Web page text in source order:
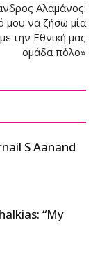
Αλαμάνος:
μου να ζήσω μία
την Εθνική μας
ομάδα πόλο»
S Aanand
“My